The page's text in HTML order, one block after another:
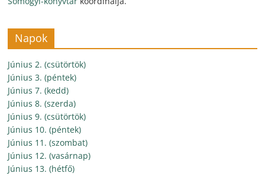
Napok
Június 2. (csütörtök)
Június 3. (péntek)
Június 7. (kedd)
Június 8. (szerda)
Június 9. (csütörtök)
Június 10. (péntek)
Június 11. (szombat)
Június 12. (vasárnap)
Június 13. (hétfő)